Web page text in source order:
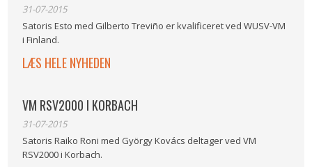
31-07-2015
Satoris Esto med Gilberto Treviño er kvalificeret ved WUSV-VM
i Finland.
LÆS HELE NYHEDEN
VM RSV2000 I KORBACH
31-07-2015
Satoris Raiko Roni med György Kovács deltager ved VM
RSV2000 i Korbach.